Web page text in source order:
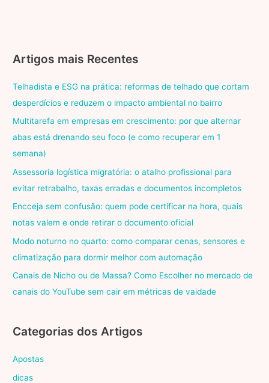
Artigos mais Recentes
Telhadista e ESG na prática: reformas de telhado que cortam
desperdícios e reduzem o impacto ambiental no bairro
Multitarefa em empresas em crescimento: por que alternar
abas está drenando seu foco (e como recuperar em 1
semana)
Assessoria logística migratória: o atalho profissional para
evitar retrabalho, taxas erradas e documentos incompletos
Encceja sem confusão: quem pode certificar na hora, quais
notas valem e onde retirar o documento oficial
Modo noturno no quarto: como comparar cenas, sensores e
climatização para dormir melhor com automação
Canais de Nicho ou de Massa? Como Escolher no mercado de
canais do YouTube sem cair em métricas de vaidade
Categorias dos Artigos
Apostas
dicas